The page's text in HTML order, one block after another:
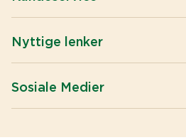
Kontakt oss
Spørsmål og svar
Big buy / Wholesale
Nyttige lenker
Artikler
Omega-3
Sosiale Medier
Instagram